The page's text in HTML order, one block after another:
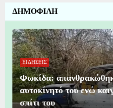
ΔΗΜΟΦΙΛΗ
ΕΙΔΗΣΕΙΣ
Φωκίδα:
αυτοκίνητό του ενώ
σπίτι του